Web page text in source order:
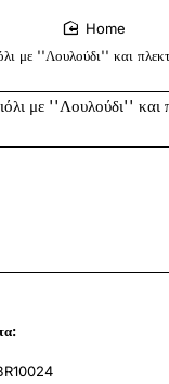
με ''Λουλούδι'' και